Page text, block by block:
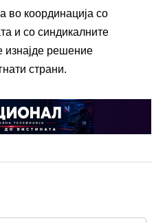
во координација со
и со синдикалните
изнајде решение
страни.